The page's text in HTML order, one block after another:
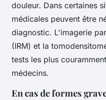
douleur. Dans certaines
médicales peuvent être
diagnostic. L'imagerie
(IRM) et la
tests les plus
médecins.
En cas de formes